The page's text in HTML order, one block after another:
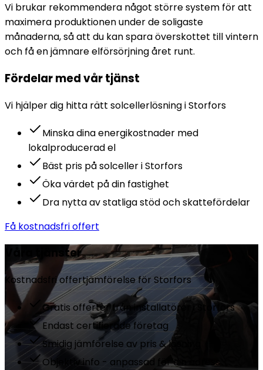
Vi brukar rekommendera något större system för att
maximera produktionen under de soligaste
månaderna, så att du kan spara överskottet till vintern
och få en jämnare elförsörjning året runt.
Fördelar med vår tjänst
Vi hjälper dig hitta rätt solcellerlösning iStorfors
Minska dina energikostnader med
lokalproducerad el
Bäst pris på solceller i Storfors
Öka värdet på din fastighet
Dra nytta av statliga stöd och skattefördelar
Få kostnadsfri offert
Våra tjänster
Kostnadsfri offertjämförelse för Storfors
Gratis offerter från installatörer i Storfors
Endast certifierade företag
Smidig jämförelse av pris & lösning
Objektiv info - anpassad för din adress